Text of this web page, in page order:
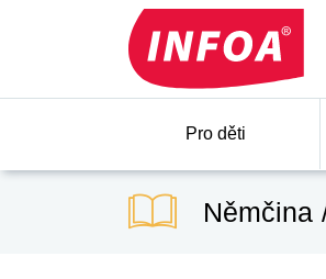
Pro děti
Němčina